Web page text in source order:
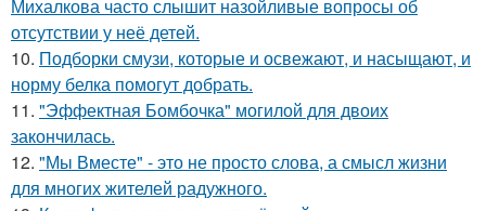
Михалкова часто слышит назойливые вопросы об
отсутствии у неё детей.
10. Подборки смузи, которые и освежают, и насыщают, и
норму белка помогут добрать.
11. "Эффектная Бомбочка" могилой для двоих
закончилась.
12. "Мы Вместе" - это не просто слова, а смысл жизни
для многих жителей радужного.